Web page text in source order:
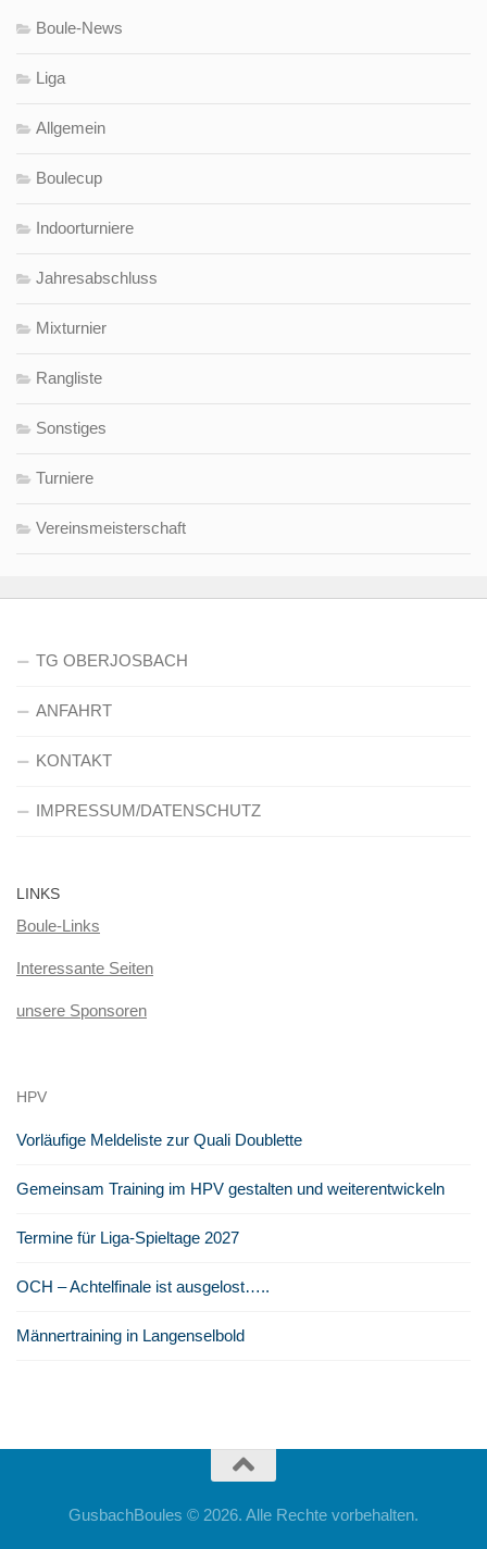
Boule-News
Liga
Allgemein
Boulecup
Indoorturniere
Jahresabschluss
Mixturnier
Rangliste
Sonstiges
Turniere
Vereinsmeisterschaft
TG OBERJOSBACH
ANFAHRT
KONTAKT
IMPRESSUM/DATENSCHUTZ
LINKS
Boule-Links
Interessante Seiten
unsere Sponsoren
HPV
Vorläufige Meldeliste zur Quali Doublette
Gemeinsam Training im HPV gestalten und weiterentwickeln
Termine für Liga-Spieltage 2027
OCH – Achtelfinale ist ausgelost…..
Männertraining in Langenselbold
GusbachBoules © 2026. Alle Rechte vorbehalten.